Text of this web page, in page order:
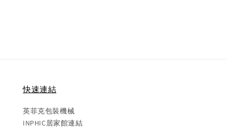
快速連結
英菲克包裝機械
INPHIC居家館連結